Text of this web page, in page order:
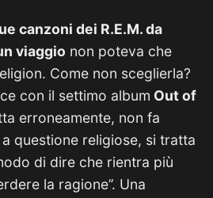
canzoni dei R.E.M. da
viaggio non poteva che
Come non sceglierla?
con il settimo album Out of
erroneamente, non fa
questione religiose, si tratta
di dire che rientra più
la ragione’’. Una